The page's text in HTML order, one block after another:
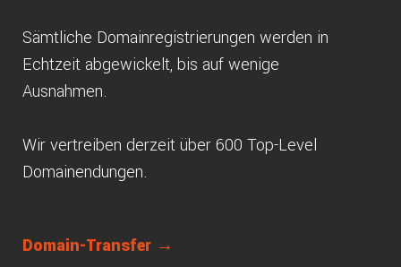
Sämtliche Domainregistrierungen werden in
Echtzeit abgewickelt, bis auf wenige
Ausnahmen.
Wir vertreiben derzeit über 600 Top-Level
Domainendungen.
Domain-Transfer →